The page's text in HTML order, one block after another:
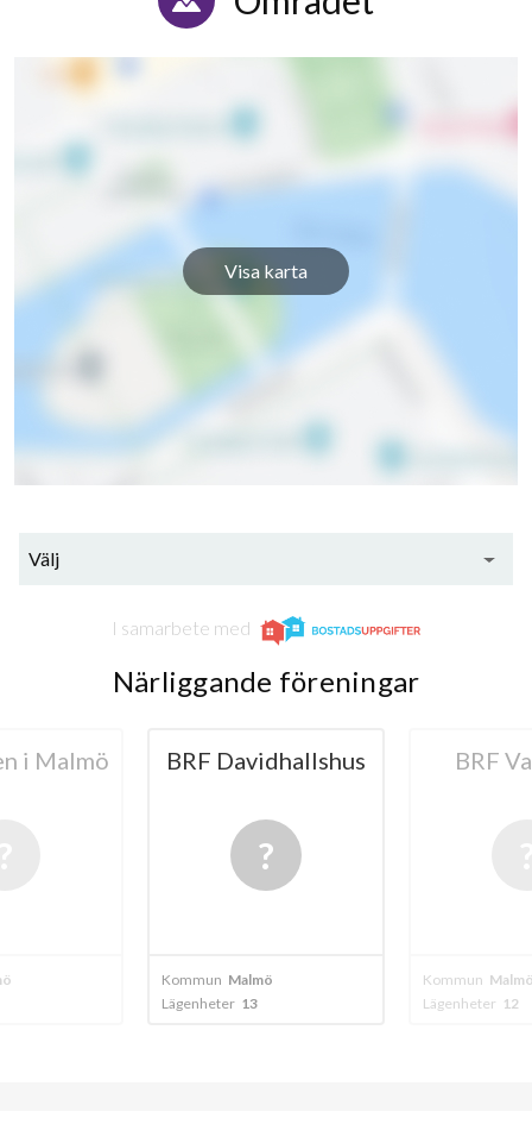
Visa karta
Välj
I samarbete med
Närliggande föreningar
i Malmö BRF Davidhallshus
Kommun Malmö
Lägenheter 13
BRF
Kommun
Lägenheter 12